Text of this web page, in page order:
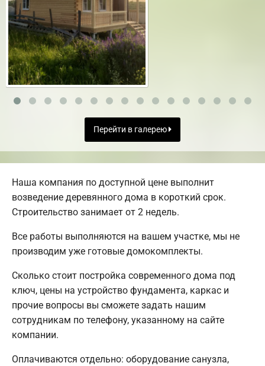
Перейти в галерею
Наша компания по доступной цене выполнит
возведение деревянного дома в короткий срок.
Строительство занимает от 2 недель.
Все работы выполняются на вашем участке, мы не
производим уже готовые домокомплекты.
Сколько стоит постройка современного дома под
ключ, цены на устройство фундамента, каркас и
прочие вопросы вы сможете задать нашим
сотрудникам по телефону, указанному на сайте
компании.
Оплачиваются отдельно: оборудование санузла,